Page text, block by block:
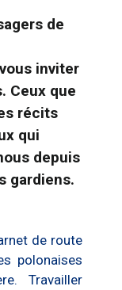
de
inviter
Ceux que
récits
qui
depuis
gardiens.
de route
polonaises
Travailler